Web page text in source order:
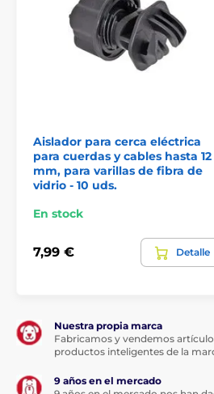
Aislador para cerca eléctrica
para cuerdas y cables hasta 12
mm, para varillas de fibra de
vidrio - 10 uds.
En stock
7,99 € Detalle
Nuestra propia marca
Fabricamos y vendemos
productos inteligentes de la
9 años en el mercado